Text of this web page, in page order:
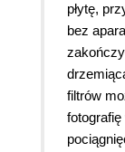
płytę,
bez
filtrów
fotografię